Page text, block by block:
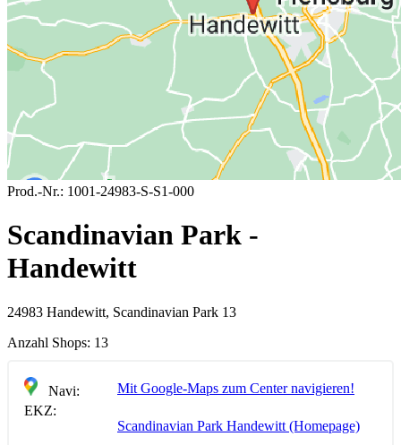
Prod.-Nr.: 1001-24983-S-S1-000
Scandinavian Park -
Handewitt
24983 Handewitt, Scandinavian Park 13
Anzahl Shops: 13
Navi:
Mit Google-Maps zum Center navigieren!
EKZ:
Scandinavian Park Handewitt (Homepage)